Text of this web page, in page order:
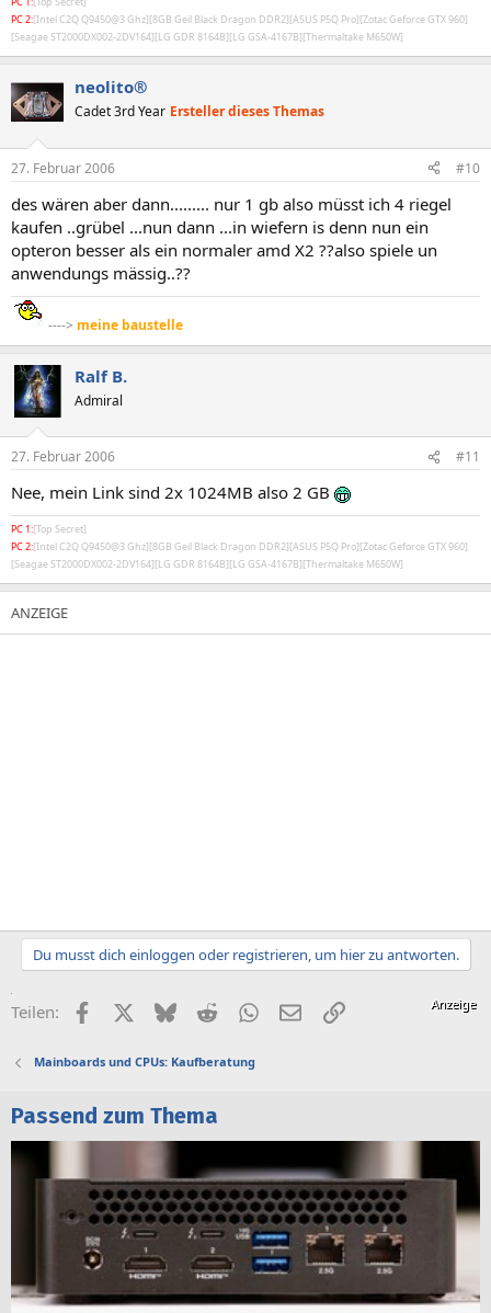
PC 2:[Intel C2Q Q9450@3 Ghz][8GB Geil Black Dragon DDR2][ASUS P5Q Pro][Zotac Geforce GTX 960]
[Seagae ST2000DX002-2DV164][LG GDR 8164B][LG GSA-4167B][Thermaltake M650W]
neolito®
Cadet 3rd Year Ersteller dieses Themas
27. Februar 2006 #10
des wären aber dann......... nur 1 gb also müsst ich 4 riegel
kaufen ..grübel ...nun dann ...in wiefern is denn nun ein
opteron besser als ein normaler amd X2 ??also spiele un
anwendungs mässig..??
----> meine baustelle
Ralf B.
Admiral
27. Februar 2006 #11
Nee, mein Link sind 2x 1024MB also 2 GB
PC 1:[Top Secret]
PC 2:[Intel C2Q Q9450@3 Ghz][8GB Geil Black Dragon DDR2][ASUS P5Q Pro][Zotac Geforce GTX 960]
[Seagae ST2000DX002-2DV164][LG GDR 8164B][LG GSA-4167B][Thermaltake M650W]
Du musst dich einloggen oder registrieren, um hier zu antworten.
Teilen: FacebookX (Twitter)
BlueskyRedditWhatsApp
E-MailLink
Mainboards und CPUs: Kaufberatung
Passend zum Thema